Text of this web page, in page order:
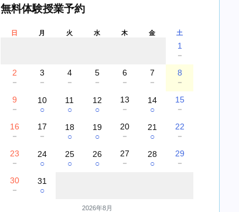
無料体験授業予約
2026年8月
日 月 火 水 木 金 土
1
－
2
－
3
－
4
－
5
－
6
－
7
－
8
－
9
－
10
○
11
○
12
○
13
－
14
○
15
－
16
－
17
－
18
○
19
○
20
－
21
○
22
－
23
－
24
○
25
○
26
○
27
－
28
○
29
－
30
－
31
○